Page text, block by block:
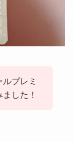
プレミ
した！